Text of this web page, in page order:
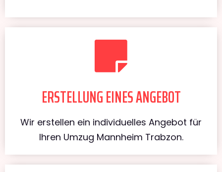
ERSTELLUNG EINES ANGEBOT
Wir erstellen ein individuelles Angebot für
Ihren Umzug Mannheim Trabzon.